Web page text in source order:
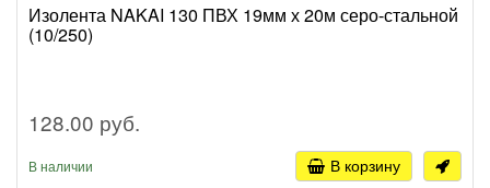
Изолента NAKAI 130 ПВХ 19мм х 20м серо-стальной
(10/250)
128.00 руб.
В наличии В корзину